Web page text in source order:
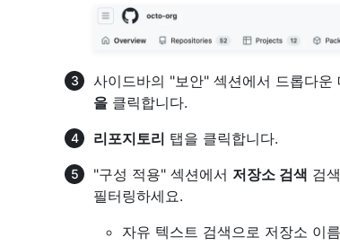
사이드바의 "보안" 섹션에서 드롭다운
을 클릭합니다.
리포지토리 탭을 클릭합니다.
"구성 적용" 섹션에서 저장소 검색 검
필터링하세요.
자유 텍스트 검색으로 저장소 이